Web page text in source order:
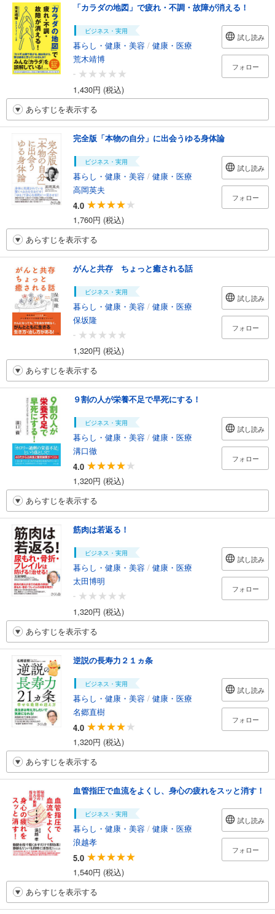
「カラダの地図」で疲れ・不調・故障が消える！
ビジネス・実用
暮らし・健康・美容 / 健康・医療
荒木靖博
-
1,430円 (税込)
試し読み
フォロー
あらすじを表示する
完全版「本物の自分」に出会うゆる身体論
ビジネス・実用
暮らし・健康・美容 / 健康・医療
高岡英夫
4.0
1,760円 (税込)
試し読み
フォロー
あらすじを表示する
がんと共存 ちょっと癒される話
ビジネス・実用
暮らし・健康・美容 / 健康・医療
保坂隆
-
1,320円 (税込)
試し読み
フォロー
あらすじを表示する
９割の人が栄養不足で早死にする！
ビジネス・実用
暮らし・健康・美容 / 健康・医療
溝口徹
4.0
1,320円 (税込)
試し読み
フォロー
あらすじを表示する
筋肉は若返る！
ビジネス・実用
暮らし・健康・美容 / 健康・医療
太田博明
-
1,320円 (税込)
試し読み
フォロー
あらすじを表示する
逆説の長寿力２１ヵ条
ビジネス・実用
暮らし・健康・美容 / 健康・医療
名郷直樹
4.0
1,320円 (税込)
試し読み
フォロー
あらすじを表示する
血管指圧で血流をよくし、身心の疲れをスッと消す！
ビジネス・実用
暮らし・健康・美容 / 健康・医療
浪越孝
5.0
1,540円 (税込)
試し読み
フォロー
あらすじを表示する